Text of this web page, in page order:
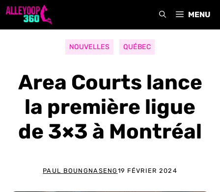
Aller
MENU
NOUVELLES QUÉBEC
Area Courts lance
la première ligue
de 3×3 à Montréal
PAUL BOUNGNASENG 19 FÉVRIER 2024